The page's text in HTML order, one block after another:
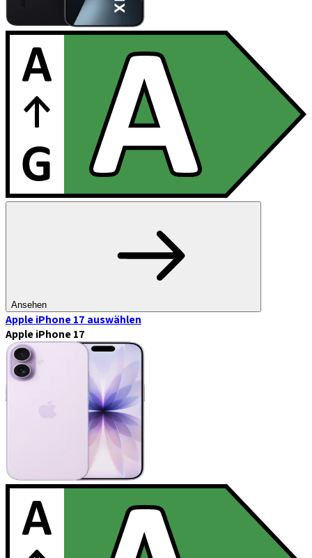
Ansehen
Apple iPhone 17 auswählen
Apple iPhone 17